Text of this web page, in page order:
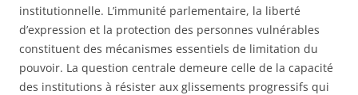
institutionnelle. L’immunité parlementaire, la liberté
d’expression et la protection des personnes vulnérables
constituent des mécanismes essentiels de limitation du
pouvoir. La question centrale demeure celle de la capacité
des institutions à résister aux glissements progressifs qui